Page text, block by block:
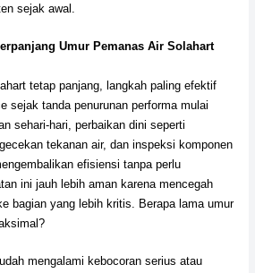
sejak awal.
Umur Pemanas Air Solahart
tetap panjang, langkah paling efektif
sejak tanda penurunan performa mulai
sehari-hari, perbaikan dini seperti
tekanan air, dan inspeksi komponen
efisiensi tanpa perlu
ini jauh lebih aman karena mencegah
bagian yang lebih kritis. Berapa lama umur
mengalami kebocoran serius atau